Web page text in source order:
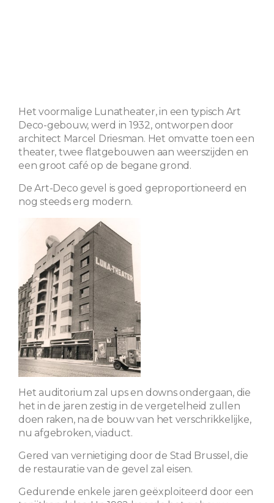
Het voormalige Lunatheater, in een typisch Art
Deco-gebouw, werd in 1932, ontworpen door
architect Marcel Driesman. Het omvatte toen een
theater, twee flatgebouwen aan weerszijden en
een groot café op de begane grond.
De Art-Deco gevel is goed geproportioneerd en
nog steeds erg modern.
Het auditorium zal ups en downs ondergaan, die
het in de jaren zestig in de vergetelheid zullen
doen raken, na de bouw van het verschrikkelijke,
nu afgebroken, viaduct.
Gered van vernietiging door de Stad Brussel, die
de restauratie van de gevel zal eisen.
Gedurende enkele jaren geëxploiteerd door een